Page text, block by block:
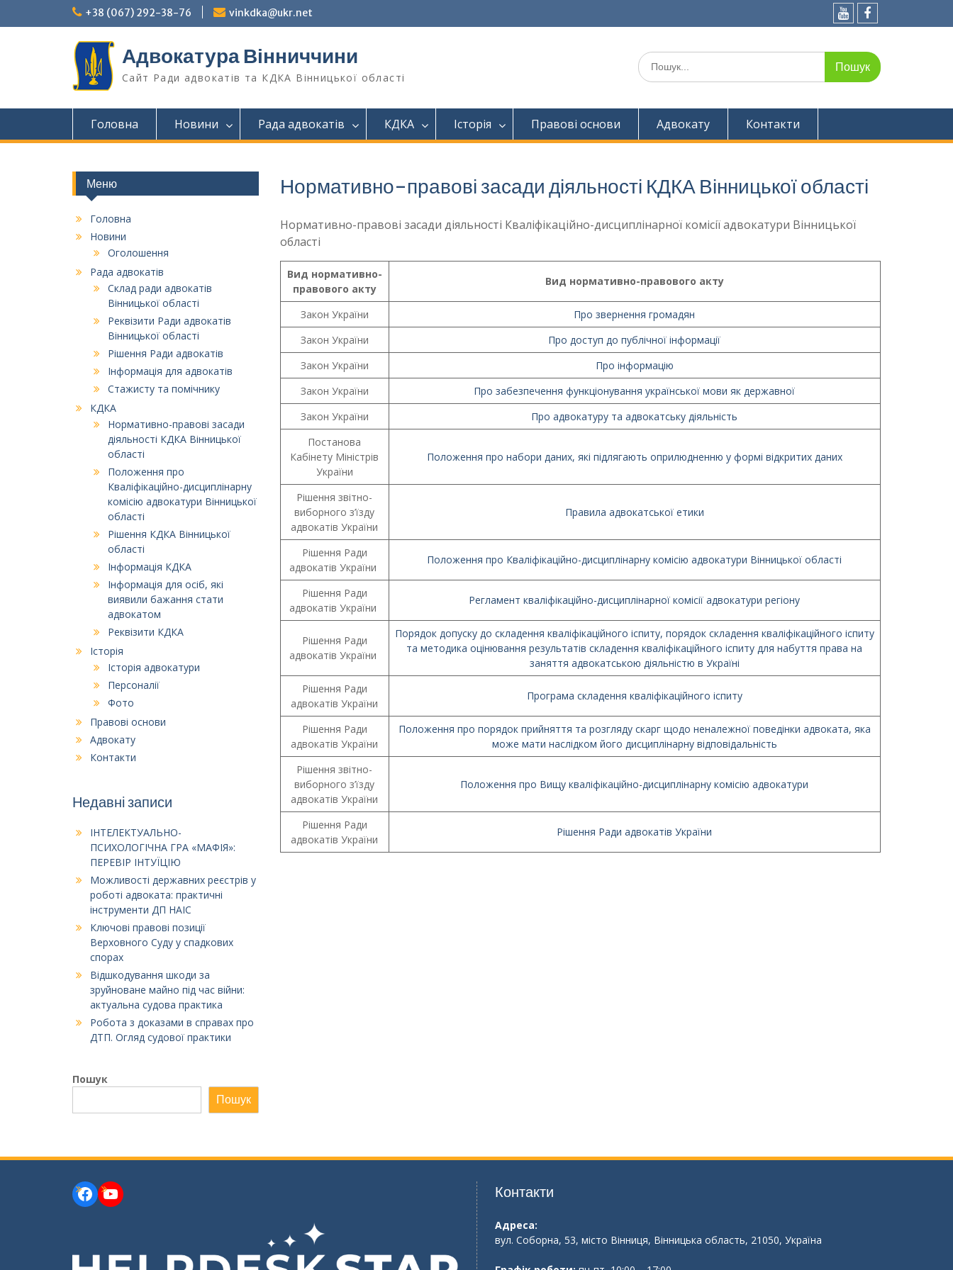
+38 (067) 292-38-76
vinkdka@ukr.net
YoutubeFacebook
Адвокатура Вінниччини
Сайт Ради адвокатів та КДКА Вінницької області
Шукати:
Головна Новини Рада адвокатів КДКА Історія Правові основи Адвокату Контакти
Нормативно-правові засади діяльності КДКА Вінницької області
Нормативно-правові засади діяльності Кваліфікаційно-дисциплінарної комісії адвокатури Вінницької
області
Вид нормативно-
правового акту
Вид нормативно-правового акту
Закон України
Про звернення громадян
Закон України
Про доступ до публічної інформації
Закон України
Про інформацію
Закон України
Про забезпечення функціонування української мови як державної
Закон України
Про адвокатуру та адвокатську діяльність
Постанова
Кабінету Міністрів
України
Положення про набори даних, які підлягають оприлюдненню у формі відкритих даних
Рішення звітно-
виборного з’їзду
адвокатів України
Правила адвокатської етики
Рішення Ради
адвокатів України
Положення про Кваліфікаційно-дисциплінарну комісію адвокатури Вінницької області
Рішення Ради
адвокатів України
Регламент кваліфікаційно-дисциплінарної комісії адвокатури регіону
Рішення Ради
адвокатів України
Порядок допуску до складення кваліфікаційного іспиту, порядок складення кваліфікаційного іспиту
та методика оцінювання результатів складення кваліфікаційного іспиту для набуття права на
заняття адвокатською діяльністю в Україні
Рішення Ради
адвокатів України
Програма складення кваліфікаційного іспиту
Рішення Ради
адвокатів України
Положення про порядок прийняття та розгляду скарг щодо неналежної поведінки адвоката, яка
може мати наслідком його дисциплінарну відповідальність
Рішення звітно-
виборного з’їзду
адвокатів України
Положення про Вищу кваліфікаційно-дисциплінарну комісію адвокатури
Рішення Ради
адвокатів України
Рішення Ради адвокатів України
Меню
Головна
Новини
Оголошення
Рада адвокатів
Склад ради адвокатів
Вінницької області
Реквізити Ради адвокатів
Вінницької області
Рішення Ради адвокатів
Інформація для адвокатів
Стажисту та помічнику
КДКА
Нормативно-правові засади
діяльності КДКА Вінницької
області
Положення про
Кваліфікаційно-дисциплінарну
комісію адвокатури Вінницької
області
Рішення КДКА Вінницької
області
Інформація КДКА
Інформація для осіб, які
виявили бажання стати
адвокатом
Реквізити КДКА
Історія
Історія адвокатури
Персоналії
Фото
Правові основи
Адвокату
Контакти
Недавні записи
ІНТЕЛЕКТУАЛЬНО-
ПСИХОЛОГІЧНА ГРА «МАФІЯ»:
ПЕРЕВІР ІНТУЇЦІЮ
Можливості державних реєстрів у
роботі адвоката: практичні
інструменти ДП НАІС
Ключові правові позиції
Верховного Суду у спадкових
спорах
Відшкодування шкоди за
зруйноване майно під час війни:
актуальна судова практика
Робота з доказами в справах про
ДТП. Огляд судової практики
Пошук
Пошук
Facebook
YouTube Контакти
Адреса:
вул. Соборна, 53, місто Вінниця, Вінницька область, 21050, Україна